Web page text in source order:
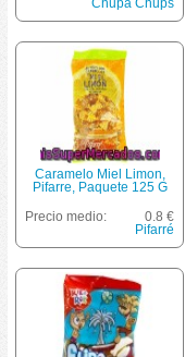
Chupa Chups
Caramelo Miel Limon,
Pifarre, Paquete 125 G
Precio medio:
0.8 €
Pifarré